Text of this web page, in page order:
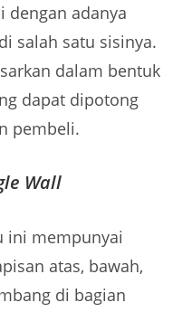
dengan adanya
salah satu sisinya.
dalam bentuk
dapat dipotong
pembeli.
Wall
ini mempunyai
atas, bawah,
di bagian